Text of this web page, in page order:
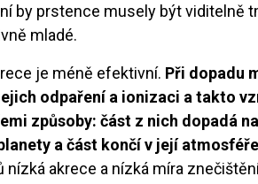
by prstence musely být viditelně
mladé.
je méně efektivní. Při dopadu
odpaření a ionizaci a takto
způsoby: část z nich dopadá
a část končí v její atmosféře
akrece a nízká míra